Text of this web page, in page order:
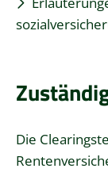
Die